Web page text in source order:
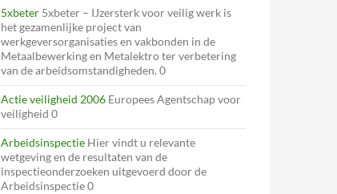
5xbeter 5xbeter – IJzersterk voor veilig werk is
het gezamenlijke project van
werkgeversorganisaties en vakbonden in de
Metaalbewerking en Metalektro ter verbetering
van de arbeidsomstandigheden. 0
Actie veiligheid 2006 Europees Agentschap voor
veiligheid 0
Arbeidsinspectie Hier vindt u relevante
wetgeving en de resultaten van de
inspectieonderzoeken uitgevoerd door de
Arbeidsinspectie 0